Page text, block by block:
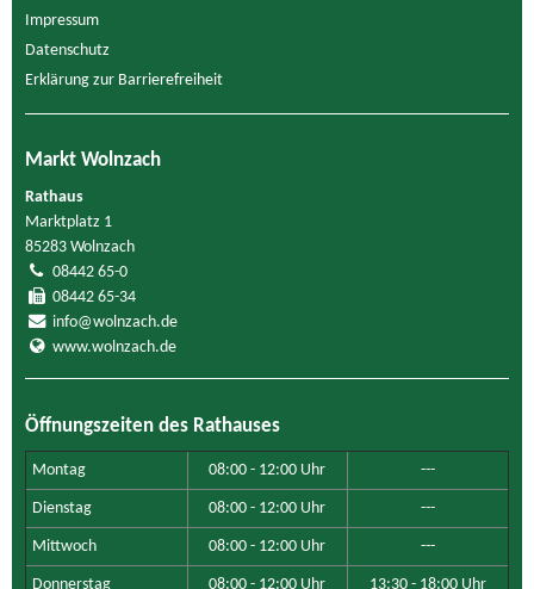
Impressum
Datenschutz
Erklärung zur Barrierefreiheit
Markt Wolnzach
Rathaus
Marktplatz 1
85283 Wolnzach
08442 65-0
08442 65-34
info@wolnzach.de
www.wolnzach.de
Öffnungszeiten des Rathauses
Montag 08:00 - 12:00 Uhr ---
Dienstag 08:00 - 12:00 Uhr ---
Mittwoch 08:00 - 12:00 Uhr ---
Donnerstag 08:00 - 12:00 Uhr 13:30 - 18:00 Uhr